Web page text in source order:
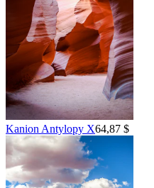
Kanion Antylopy X64,87 $